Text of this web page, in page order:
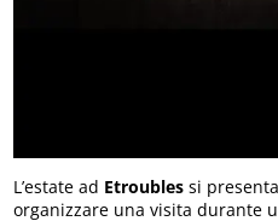
L’estate ad Etroubles si
organizzare una visita durante